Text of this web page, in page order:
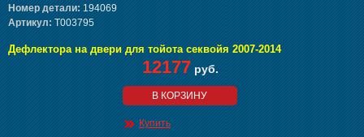
Номер детали: 194069
Артикул: T003795
Дефлектора на двери для тойота секвойя 2007-2014
12177 руб.
В КОРЗИНУ
Купить